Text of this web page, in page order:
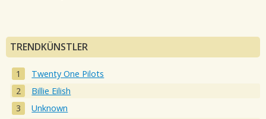
TRENDKÜNSTLER
Twenty One Pilots
Billie Eilish
Unknown